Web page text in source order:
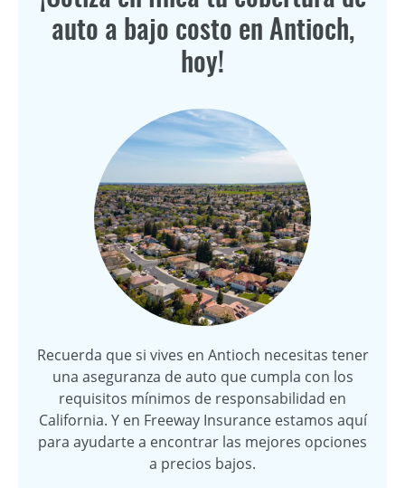
auto a bajo costo en Antioch,
hoy!
Recuerda que si vives en Antioch necesitas tener
una aseguranza de auto que cumpla con los
requisitos mínimos de responsabilidad en
California. Y en Freeway Insurance estamos aquí
para ayudarte a encontrar las mejores opciones
a precios bajos.